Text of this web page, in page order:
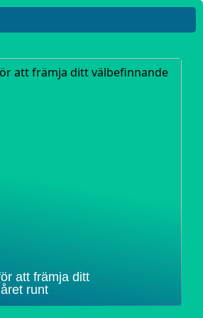
att främja ditt
runt